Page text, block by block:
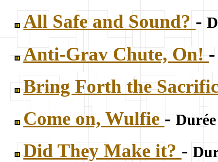
All Safe and Sound? -
Anti-Grav Chute, On!
Bring Forth the
Come on, Wulfie-
Did They Make it? -